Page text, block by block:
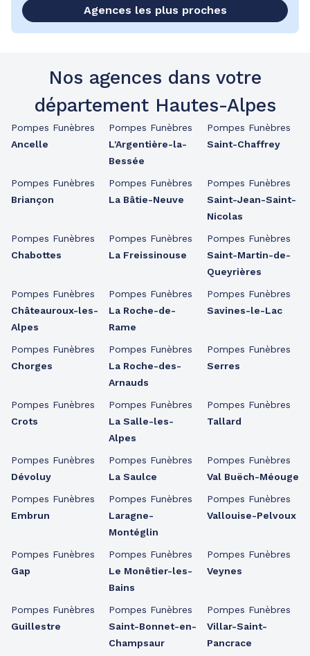
Agences les plus proches
Nos agences dans votre
département Hautes-Alpes
Pompes Funèbres
Ancelle
Pompes Funèbres
Briançon
Pompes Funèbres
Chabottes
Pompes Funèbres
Châteauroux-les-
Alpes
Pompes Funèbres
Chorges
Pompes Funèbres
Crots
Pompes Funèbres
Dévoluy
Pompes Funèbres
Embrun
Pompes Funèbres
Gap
Pompes Funèbres
Guillestre
Pompes Funèbres
L'Argentière-la-
Bessée
Pompes Funèbres
La Bâtie-Neuve
Pompes Funèbres
La Freissinouse
Pompes Funèbres
La Roche-de-
Rame
Pompes Funèbres
La Roche-des-
Arnauds
Pompes Funèbres
La Salle-les-
Alpes
Pompes Funèbres
La Saulce
Pompes Funèbres
Laragne-
Montéglin
Pompes Funèbres
Le Monêtier-les-
Bains
Pompes Funèbres
Saint-Bonnet-en-
Champsaur
Pompes Funèbres
Saint-Chaffrey
Pompes Funèbres
Saint-Jean-Saint-
Nicolas
Pompes Funèbres
Saint-Martin-de-
Queyrières
Pompes Funèbres
Savines-le-Lac
Pompes Funèbres
Serres
Pompes Funèbres
Tallard
Pompes Funèbres
Val Buëch-Méouge
Pompes Funèbres
Vallouise-Pelvoux
Pompes Funèbres
Veynes
Pompes Funèbres
Villar-Saint-
Pancrace